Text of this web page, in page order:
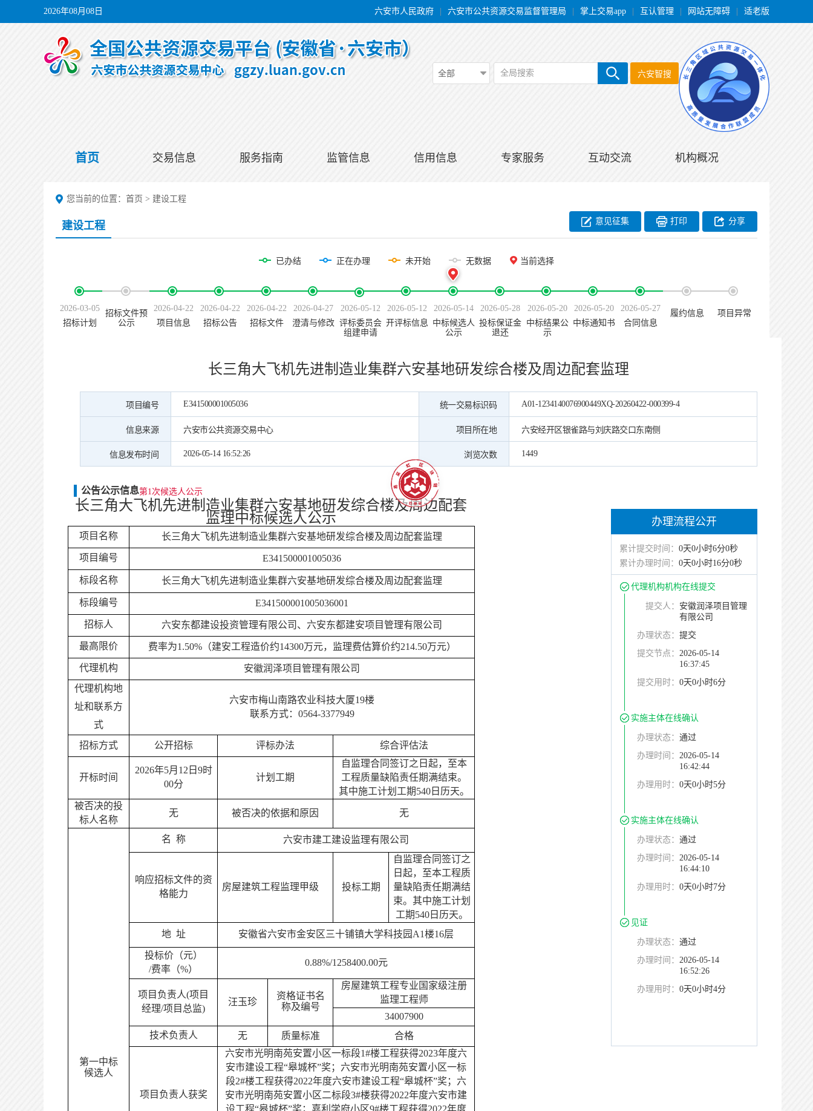
2026年08月08日 六安市人民政府 六安市公共资源交易监督管理局 掌上交易app 互认管理 网站无障碍 适老版
全部 全局搜索 六安智搜
首页 交易信息 服务指南 监管信息 信用信息 专家服务 互动交流 机构概况
您当前的位置： 首页 > 建设工程
建设工程 意见征集 分享
打印
已办结 正在办理 未开始 无数据 当前选择
2026-03-05
招标计划
招标文件预
公示
2026-04-22
项目信息
2026-04-22
招标公告
2026-04-22
招标文件
2026-04-27
澄清与修改
2026-05-12
评标委员会
组建申请
2026-05-12
开评标信息
2026-05-14
中标候选人
公示
2026-05-28
投标保证金
退还
2026-05-20
中标结果公
示
2026-05-20
中标通知书
2026-05-27
合同信息
履约信息 项目异常
长三角大飞机先进制造业集群六安基地研发综合楼及周边配套监理
项目编号 E341500001005036 统一交易标识码 A01-1234140076900449XQ-20260422-000399-4
信息来源 六安市公共资源交易中心 项目所在地 六安经开区银雀路与刘庆路交口东南侧
信息发布时间 2026-05-14 16:52:26 浏览次数 1449
公告公示信息第1次候选人公示
长三角大飞机先进制造业集群六安基地研发综合楼及周边配套
监理中标候选人公示
项目名称 长三角大飞机先进制造业集群六安基地研发综合楼及周边配套监理
项目编号 E341500001005036
标段名称 长三角大飞机先进制造业集群六安基地研发综合楼及周边配套监理
标段编号 E341500001005036001
招标人 六安东都建设投资管理有限公司、六安东都建安项目管理有限公司
最高限价 费率为1.50%（建安工程造价约14300万元，监理费估算价约214.50万元）
代理机构
安徽润泽项目管理有限公司
代理机构地
址和联系方
式
六安市梅山南路农业科技大厦19楼
联系方式： 0564-3377949
招标方式 公开招标 评标办法 综合评估法
开标时间
2026年5月 12 日 9时
00分
计划工期
自监理合同签订之日起，至本
工程质量缺陷责任期满结束。
其中施工计划工期540日历天。
被否决的投
标人名称
无 被否决的依据和原因 无
第一中标
候选人
名 称 六安市建工建设监理有限公司
响应招标文件的资
格能力
房屋建筑工程监理甲级 投标工期
自监理合同签订之
日起，至本工程质
量缺陷责任期满结
束。其中施工计划
工期540日历天。
地址 安徽省六安市金安区三十铺镇大学科技园 A1楼16层
投标价（元）
/费率（%）
0.88%/1258400.00元
项目负责人(项目
经理/项目总监)
汪玉珍
资格证书名
称及编号
房屋建筑工程专业国家级注册
监理工程师
34007900
技术负责人
无 质量标准 合格
项目 负责人获奖
六安市光明南苑安置小区一标段1#楼工程获得2023年度六
安市建设工程“皋城杯”奖；六安市光明南苑安置小区一标
段2#楼工程获得2022年度六安市建设工程“皋城杯”奖；六
安市光明南苑安置小区二标段3#楼获得2022年度六安市建
设工程“皋城杯”奖；嘉利学府小区9#楼工程获得2022年度
办理流程公开
累计提交时间： 0天0小时6分0秒
累计办理时间： 0天0小时16分0秒
代理机构机构在线提交
提交人： 安徽润泽项目管理
有限公司
办理状态： 提交
提交节点： 2026-05-14
16:37:45
提交用时： 0天0小时6分
实施主体在线确认
办理状态： 通过
办理时间： 2026-05-14
16:42:44
办理用时： 0天0小时5分
实施主体在线确认
办理状态： 通过
办理时间： 2026-05-14
16:44:10
办理用时： 0天0小时7分
见证
办理状态： 通过
办理时间： 2026-05-14
16:52:26
办理用时： 0天0小时4分